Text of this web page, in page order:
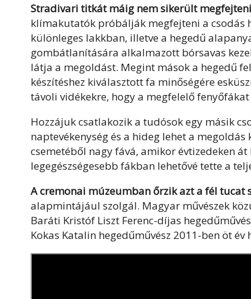
Stradivari titkát máig nem sikerült
klímakutatók próbálják megfejteni a csodás
különleges lakkban, illetve a hegedű
gombátlanítására alkalmazott bórsavas
látja a megoldást. Megint mások a hegedű
készítéshez kiválasztott fa minőségére
távoli vidékekre, hogy a megfelelő fenyőfákat
Hozzájuk csatlakozik a tudósok egy másik
naptevékenység és a hideg lehet a
csemetéből nagy fává, amikor évtizedeken
legegészségesebb fákban lehetővé tette a
A cremonai múzeumban őrzik azt a fél tucat
alapmintájául szolgál. Magyar művészek
Baráti Kristóf Liszt Ferenc-díjas
Kokas Katalin hegedűművész 2011-ben öt